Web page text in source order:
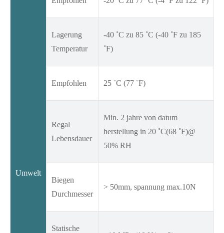
Umwelt
Lagerung
Temperatur
-40 ˚C zu 85 ˚C (-40 ˚F zu 185
˚F)
Empfohlen 25 ˚C (77 ˚F)
Regal
Lebensdauer
Min. 2 jahre von datum
herstellung in 20 ˚C(68 ˚F)@
50% RH
Biegen
Durchmesser
> 50mm, spannung max.10N
Statische